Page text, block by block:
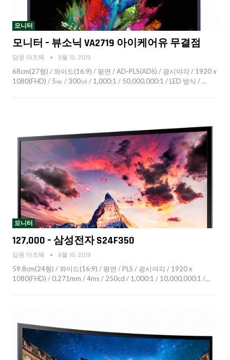
모니터
모니터 – 뷰소닉 VA2719 아이케어유 무결점
담원 아즈텍 8월 10, 2019
68cm(27형) / 와이드(16:9) / 평면 / AD-PLS(ADS) / 광시야각 / 1920 x
1080(FHD) / 5㎳ / 300㏅ / 1,000:1 / 50,000,000:1 / LED 방식 / …
모니터
127,000 – 삼성전자 S24F350
담원 아즈텍 8월 10, 2019
59.8cm(24형) / 와이드(16:9) / 평면 / PLS / 광시야각 / 1920 x
1080(FHD) / 0.271mm / 4ms / 250cd / 1,000:1 / 10,000,000:1 /…